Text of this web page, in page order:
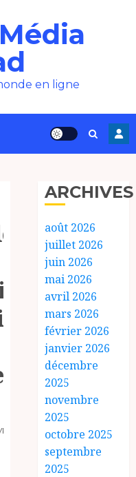
en ligne
2025
ARCHIVES
août 2026
juillet 2026
juin 2026
mai 2026
avril 2026
mars 2026
février 2026
janvier 2026
décembre
2025
novembre
2025
octobre 2025
septembre
2025